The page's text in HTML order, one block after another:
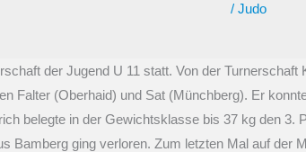
/ Judo
der Jugend U 11 statt. Von der
Falter (Oberhaid) und Sat (Münchberg). Er
belegte in der Gewichtsklasse bis 37 kg den
Bamberg ging verloren. Zum letzten Mal auf